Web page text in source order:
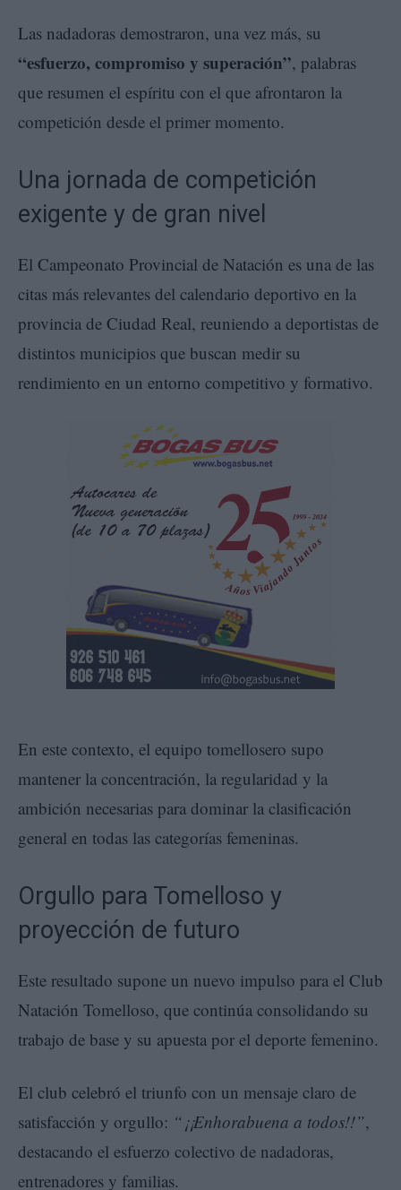
Las nadadoras demostraron, una vez más, su
“esfuerzo, compromiso y superación”, palabras
que resumen el espíritu con el que afrontaron la
competición desde el primer momento.
Una jornada de competición
exigente y de gran nivel
El Campeonato Provincial de Natación es una de las
citas más relevantes del calendario deportivo en la
provincia de Ciudad Real, reuniendo a deportistas de
distintos municipios que buscan medir su
rendimiento en un entorno competitivo y formativo.
En este contexto, el equipo tomellosero supo
mantener la concentración, la regularidad y la
ambición necesarias para dominar la clasificación
general en todas las categorías femeninas.
Orgullo para Tomelloso y
proyección de futuro
Este resultado supone un nuevo impulso para el Club
Natación Tomelloso, que continúa consolidando su
trabajo de base y su apuesta por el deporte femenino.
El club celebró el triunfo con un mensaje claro de
satisfacción y orgullo: “¡¡Enhorabuena a todos!!”,
destacando el esfuerzo colectivo de nadadoras,
entrenadores y familias.